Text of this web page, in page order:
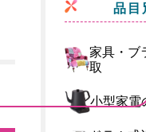
品目
家具・ブ
取
小型家電